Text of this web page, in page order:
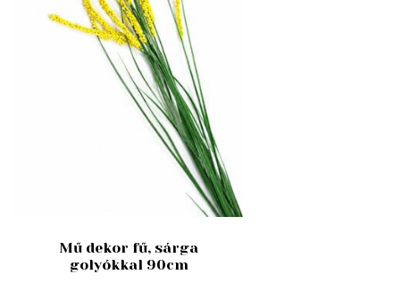
Mű dekor fű, sárga
golyókkal 90cm